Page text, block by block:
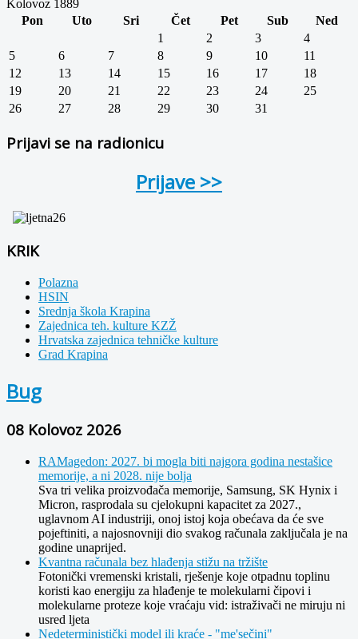
Kolovoz 1889
Pon
Uto Sri Čet Pet Sub
Ned
1
2 3
4
5
6 7 8 9 10
11
12
13 14 15 16 17
18
19
20 21 22 23 24
25
26
27 28 29 30 31
Prijavi se na radionicu
Prijave >>
KRIK
Polazna
HSIN
Srednja škola Krapina
Zajednica teh. kulture KZŽ
Hrvatska zajednica tehničke kulture
Grad Krapina
Bug
08 Kolovoz 2026
RAMagedon: 2027. bi mogla biti najgora godina nestašice
memorije, a ni 2028. nije bolja
Sva tri velika proizvođača memorije, Samsung, SK Hynix i
Micron, rasprodala su cjelokupni kapacitet za 2027.,
uglavnom AI industriji, onoj istoj koja obećava da će sve
pojeftiniti, a najosnovniji dio svakog računala zaključala je na
godine unaprijed.
Kvantna računala bez hlađenja stižu na tržište
Fotonički vremenski kristali, rješenje koje otpadnu toplinu
koristi kao energiju za hlađenje te molekularni čipovi i
molekularne proteze koje vraćaju vid: istraživači ne miruju ni
usred ljeta
Nedeterministički model ili kraće - "me'sečini"